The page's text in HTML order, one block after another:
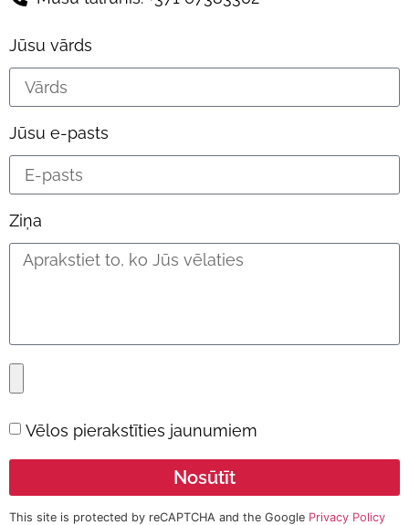
Jūsu vārds
Jūsu e-pasts
Ziņa
Vēlos pierakstīties jaunumiem
Nosūtīt
This site is protected by reCAPTCHA and the Google Privacy Policy